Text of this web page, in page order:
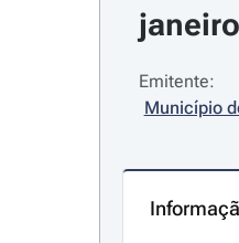
janeiro
Emitente:
Município